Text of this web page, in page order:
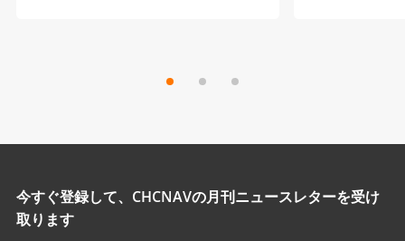
今すぐ登録して、CHCNAVの月刊ニュースレターを受け
取ります